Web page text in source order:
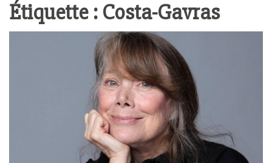
Étiquette : Costa-Gavras